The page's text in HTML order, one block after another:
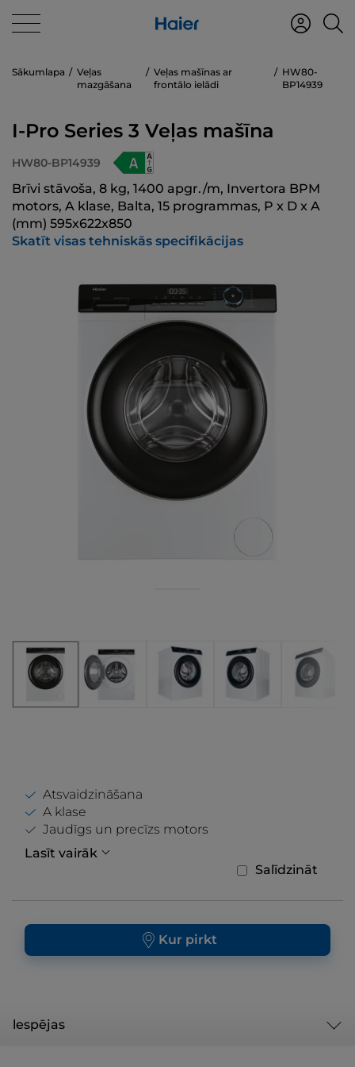
Sākumlapa
Veļas
mazgāšana
Veļas mašīnas ar
frontālo ielādi
HW80-
BP14939
I-Pro Series 3 Veļas mašīna
HW80-BP14939
Brīvi stāvoša, 8 kg, 1400 apgr./m, Invertora BPM
motors, A klase, Balta, 15 programmas, P x D x A
(mm) 595x622x850
Skatīt visas tehniskās specifikācijas
Atsvaidzināšana
A klase
Jaudīgs un precīzs motors
Lasīt vairāk
Salīdzināt
Kur pirkt
lespējas